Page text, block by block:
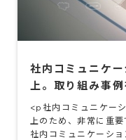
社内コミュニケ
上。取り組み事例
<p社内コミュニケー
上のため、非常に重要
社内コミュニケーシ